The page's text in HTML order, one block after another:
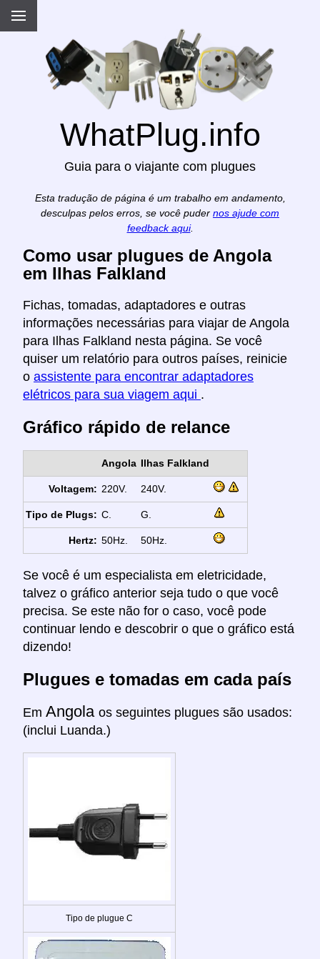
WhatPlug.info
Guia para o viajante com plugues
Esta tradução de página é um trabalho em andamento,
desculpas pelos erros, se você puder nos ajude com
feedback aqui.
Como usar plugues de Angola
em Ilhas Falkland
Fichas, tomadas, adaptadores e outras
informações necessárias para viajar de Angola
para Ilhas Falkland nesta página. Se você
quiser um relatório para outros países, reinicie
o assistente para encontrar adaptadores
elétricos para sua viagem aqui .
Gráfico rápido de relance
Angola Ilhas Falkland
Voltagem: 220V. 240V.
Tipo de Plugs: C. G.
Hertz: 50Hz. 50Hz.
Se você é um especialista em eletricidade,
talvez o gráfico anterior seja tudo o que você
precisa. Se este não for o caso, você pode
continuar lendo e descobrir o que o gráfico está
dizendo!
Plugues e tomadas em cada país
Em Angola os seguintes plugues são usados:
(inclui Luanda.)
Tipo de plugue C